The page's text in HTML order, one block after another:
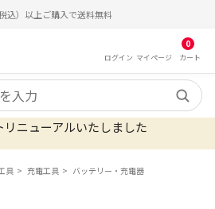
込）以上ご購入で送料無料
ログイン マイ ページ
0
カート
ニューアルいたしました
具 充電工具 バッテリー・充電器